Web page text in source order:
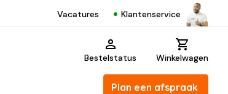
Vacatures Klantenservice
Bestelstatus Winkelwagen
Plan een afspraak